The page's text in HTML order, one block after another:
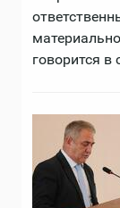
говорится